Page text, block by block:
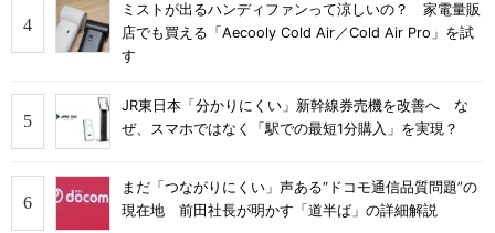
ミストが出るハンディファンって涼しいの？ 家電量販
店でも買える「Aecooly Cold Air／Cold Air Pro」を試
す
JR東日本「分かりにくい」新幹線券売機を改善へ な
ぜ、スマホではなく「駅での最短1分購入」を実現？
まだ「つながりにくい」声ある“ドコモ通信品質問題”の
現在地 前田社長が明かす「道半ば」の詳細解説